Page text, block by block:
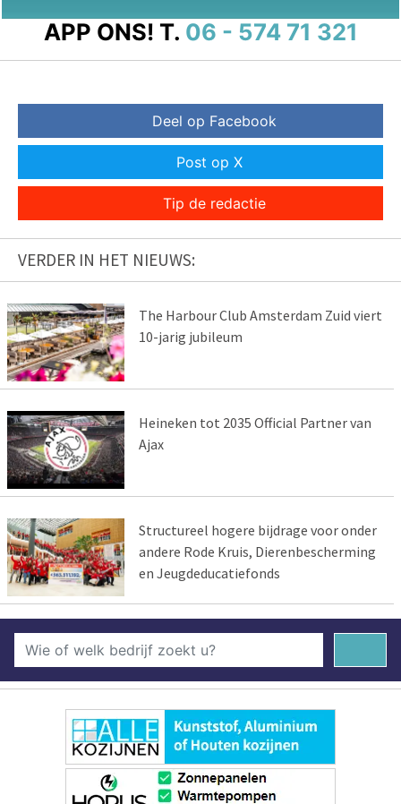
APP ONS! T. 06 - 574 71 321
Deel op Facebook
Post op X
Tip de redactie
VERDER IN HET NIEUWS:
The Harbour Club Amsterdam Zuid viert
10-jarig jubileum
Heineken tot 2035 Official Partner van
Ajax
Structureel hogere bijdrage voor onder
andere Rode Kruis, Dierenbescherming
en Jeugdeducatiefonds